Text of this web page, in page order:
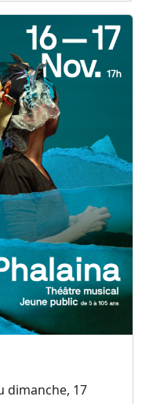
dimanche, 17